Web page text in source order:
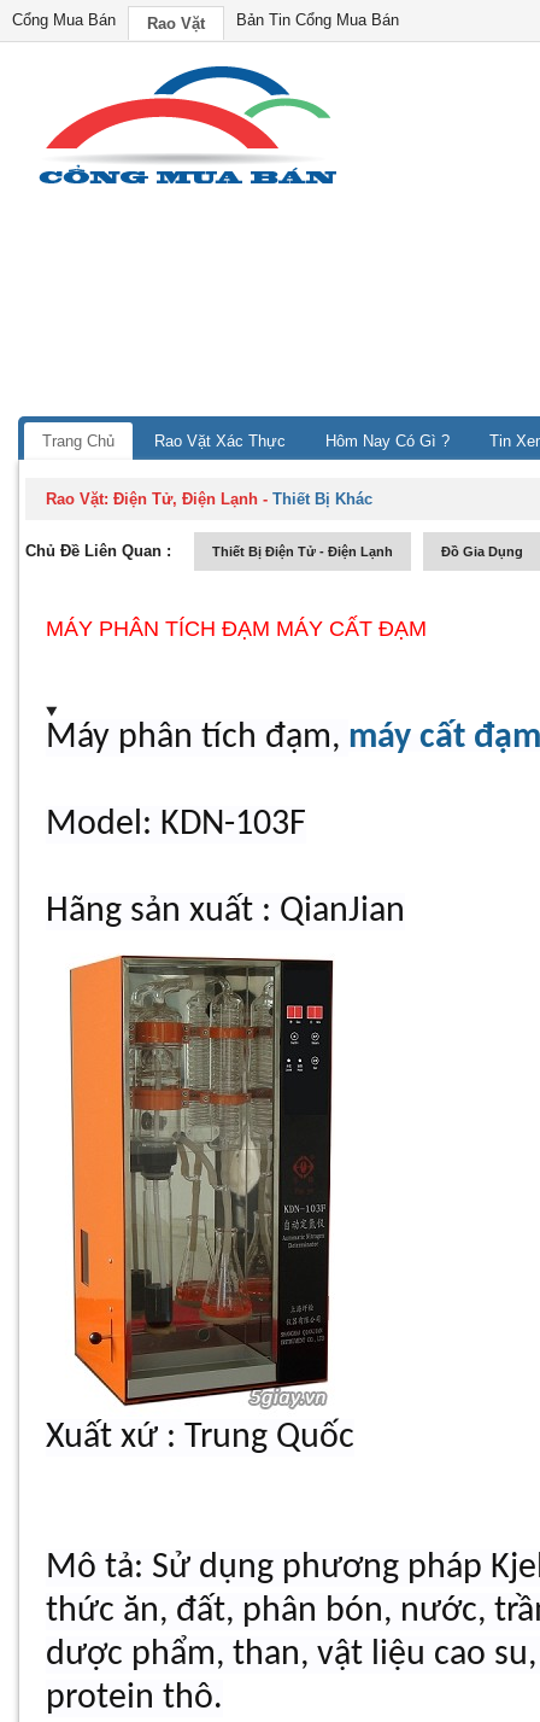
Cổng Mua Bán Rao Vặt Bản Tin Cổng Mua Bán
Trang Chủ Rao Vặt Xác Thực Hôm Nay Có Gì ? Tin
Rao Vặt:Điện Tử, Điện Lạnh -Thiết Bị Khác
Chủ Đề Liên Quan : Thiết Bị Điện Tử - Điện Lạnh Đồ Gia Dụng
MÁY PHÂN TÍCH ĐẠM MÁY CẤT ĐẠM
Máy phân tích đạm, máy cất
Model: KDN-103F
Hãng sản xuất : QianJian
Xuất xứ : Trung Quốc
Mô tả: Sử dụng phương pháp
thức ăn, đất, phân bón, nước,
dược phẩm, than, vật liệu cao
protein thô.